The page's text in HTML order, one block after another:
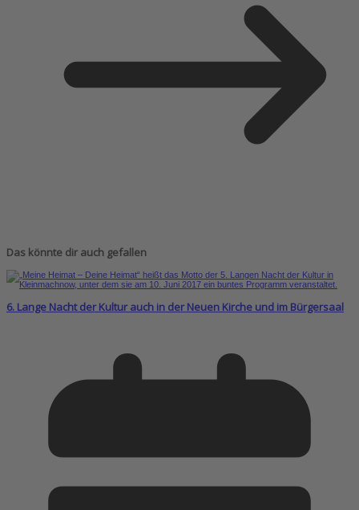
Das könnte dir auch gefallen
6. Lange Nacht der Kultur auch in der Neuen Kirche und im Bürgersaal